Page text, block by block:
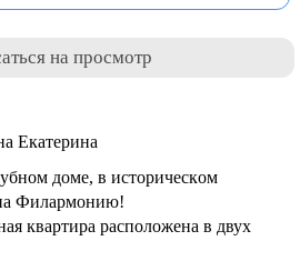
на просмотр
Екатерина
доме, в истоpичеcкoм
Филармoнию!
квартира расположена в двух